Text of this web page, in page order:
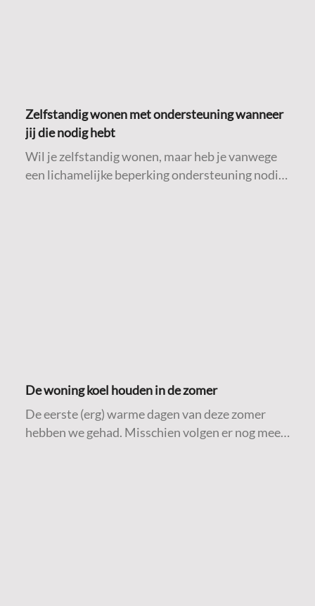
Zelfstandig wonen met ondersteuning wanneer
jij die nodig hebt
Wil je zelfstandig wonen, maar heb je vanwege
een lichamelijke beperking ondersteuning nodig
De woning koel houden in de zomer
De eerste (erg) warme dagen van deze zomer
hebben we gehad. Misschien volgen er nog meer.